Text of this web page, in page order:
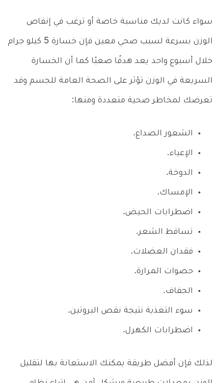
سواء كانت لديك مناسبة خاصة أو ترغب في إنقاص
الوزن بسرعة لسبب صحي معين فإن خسارة 5 كيلو جرام
خلال أسبوع واحد يعد هدفًا صعبًا كما أن الخسارة
السريعة في الوزن تؤثر على الصحة العامة للجسم وقد
تعرضك لمخاطر صحية متعددة ومنها:
الشعور الصداع.
الإعياء.
الدوخة.
الإمساك.
اضطرابات الحيض.
تساقط الشعر.
فقدان العضلات.
حصوات المرارة.
الجفاف.
سوء التغذية نتيجة نقص البروتين.
اضطرابات الكهرل.
لذلك فإن أفضل طريقة يمكنك الاستعانة بها لتقليل